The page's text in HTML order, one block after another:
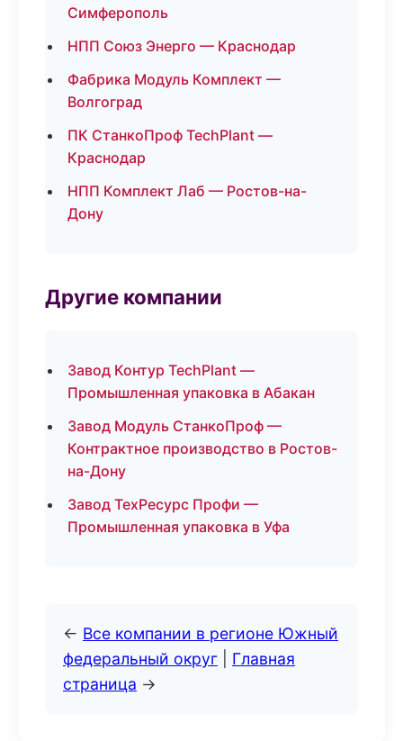
Симферополь
НПП Союз Энерго — Краснодар
Фабрика Модуль Комплект —
Волгоград
ПК СтанкоПроф TechPlant —
Краснодар
НПП Комплект Лаб — Ростов-на-
Дону
Другие компании
Завод Контур TechPlant —
Промышленная упаковка в Абакан
Завод Модуль СтанкоПроф —
Контрактное производство в Ростов-
на-Дону
Завод ТехРесурс Профи —
Промышленная упаковка в Уфа
← Все компании в регионе Южный
федеральный округ
Главная
страница →